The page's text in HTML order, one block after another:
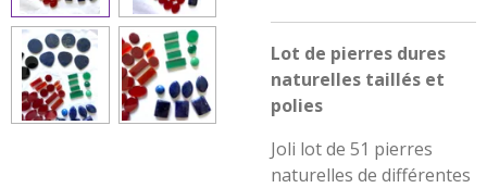
Lot de pierres dures
naturelles taillés et
polies
Joli lot de 51 pierres
naturelles de différentes